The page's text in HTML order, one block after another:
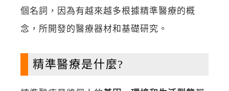
個名詞，因為有越來越多根據精準醫療的概
念，所開發的醫療器材和基礎研究。
精準醫療是什麼?